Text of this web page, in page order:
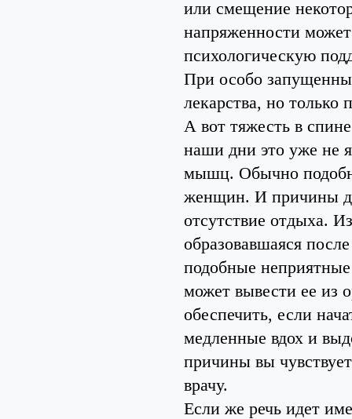
или смещение
напряженности может
психологическую
При особо
лекарства, но только
А вот тяжесть в
наши дни это уже не
мышц. Обычно
женщин. И причины
отсутствие отдыха.
образовавшаяся
подобные
может вывести ее из
обеспечить, если
медленные вдох и
причины вы
врачу.
Если же речь идет